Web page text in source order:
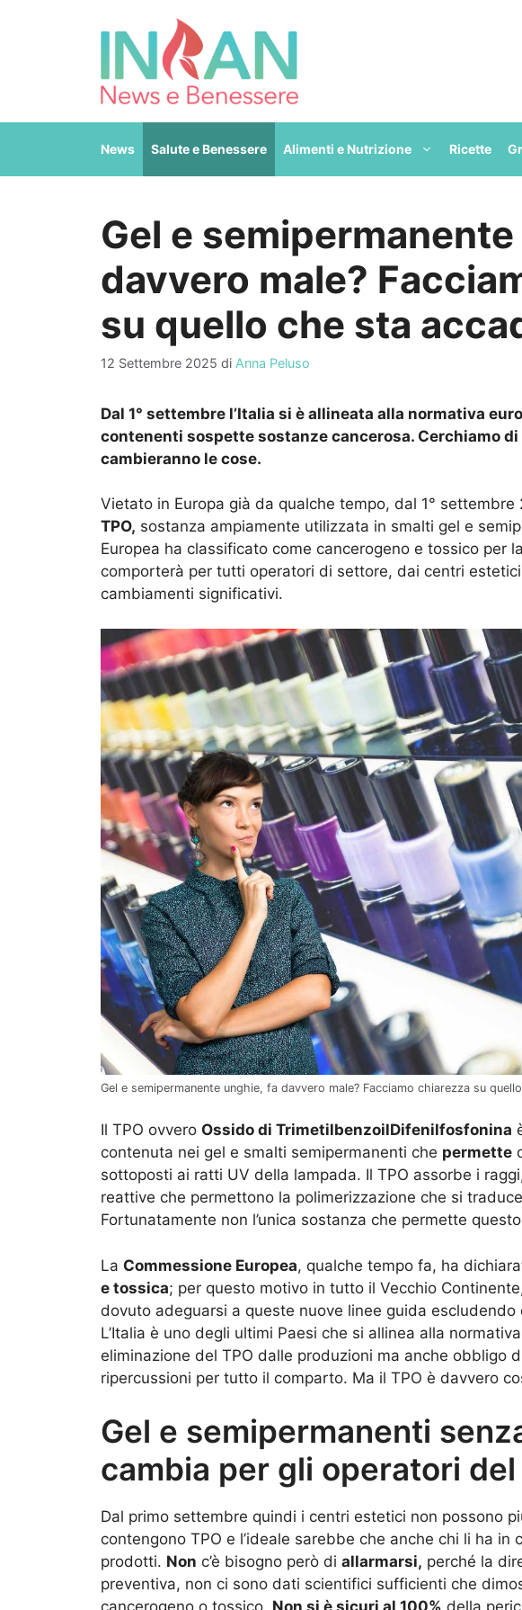
News Salute e Benessere Alimenti e Nutrizione Ricette
Gel e
davvero male?
su quello che sta
12 Settembre 2025 di Anna Peluso
Dal 1° settembre l’Italia si è allineata alla normativa
contenenti sospette sostanze cancerosa. Cerchiamo di
cambieranno le cose.
Vietato in Europa già da qualche tempo, dal 1° settembre
TPO, sostanza ampiamente utilizzata in smalti gel e
Europea ha classificato come cancerogeno e tossico per
comporterà per tutti operatori di settore, dai centri
cambiamenti significativi.
Gel e semipermanente unghie, fa davvero male? Facciamo chiarezza su
Il TPO ovvero Ossido di TrimetilbenzoilDifenilfosfonina
contenuta nei gel e smalti semipermanenti che permette
sottoposti ai ratti UV della lampada. Il TPO assorbe i
reattive che permettono la polimerizzazione che si
Fortunatamente non l’unica sostanza che permette
La Commessione Europea, qualche tempo fa, ha
e tossica; per questo motivo in tutto il Vecchio
dovuto adeguarsi a queste nuove linee guida
L’Italia è uno degli ultimi Paesi che si allinea alla
eliminazione del TPO dalle produzioni ma anche obbligo
ripercussioni per tutto il comparto. Ma il TPO è davvero
Gel e semipermanenti
cambia per gli operatori
Dal primo settembre quindi i centri estetici non possono
contengono TPO e l’ideale sarebbe che anche chi li ha in
prodotti. Non c’è bisogno però di allarmarsi, perché la
preventiva, non ci sono dati scientifici sufficienti che